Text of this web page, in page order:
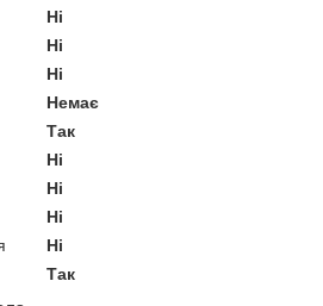
Ні
Ні
Ні
Немає
Так
Ні
Ні
Ні
Ні
Так